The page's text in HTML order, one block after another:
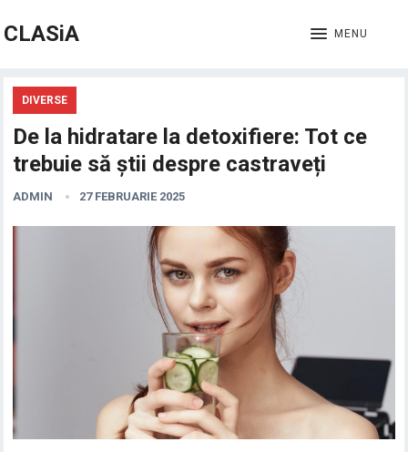
CLASiA MENU
DIVERSE
De la hidratare la detoxifiere: Tot ce
trebuie să știi despre castraveți
ADMIN 27 FEBRUARIE 2025